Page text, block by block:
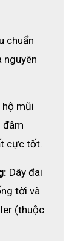
số lượng lớn
nghiệp
hộ ECO3D
chuẩn
nguyên
hộ mũi
đâm
cực tốt.
Dây đai
tời và
(thuộc